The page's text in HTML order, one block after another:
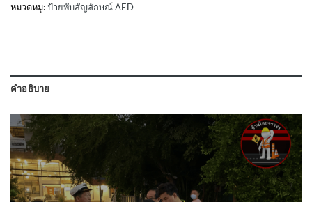
หมวดหมู่:ป้ายพับสัญลักษณ์ AED
คำอธิบาย